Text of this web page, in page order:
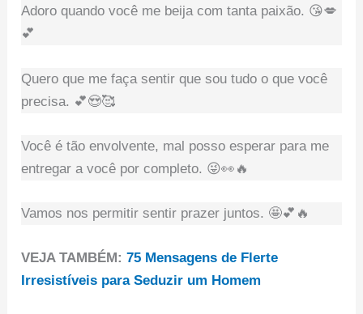
Adoro quando você me beija com tanta paixão. 😘💋
💕
Quero que me faça sentir que sou tudo o que você
precisa. 💕😍🥰
Você é tão envolvente, mal posso esperar para me
entregar a você por completo. 😜👀🔥
Vamos nos permitir sentir prazer juntos. 🤩💕🔥
VEJA TAMBÉM:75 Mensagens de Flerte
Irresistíveis para Seduzir um Homem